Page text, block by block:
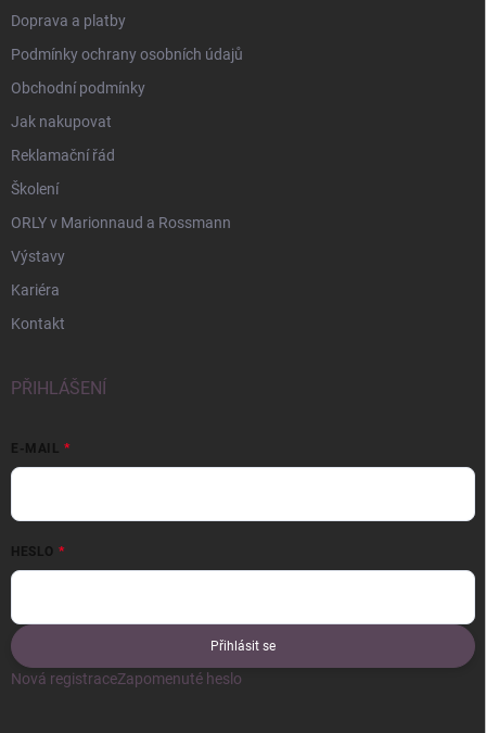
Doprava a platby
Podmínky ochrany osobních údajů
Obchodní podmínky
Jak nakupovat
Reklamační řád
Školení
ORLY v Marionnaud a Rossmann
Výstavy
Kariéra
Kontakt
PŘIHLÁŠENÍ
E-MAIL
HESLO
Přihlásit se
Nová registraceZapomenuté heslo